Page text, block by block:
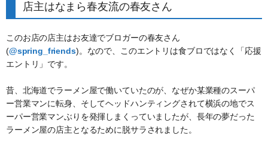
店主はなまら春友流の春友さん
このお店の店主はお友達でブロガーの春友さん
(@spring_friends)。なので、このエントリは食ブロではなく「応援
エントリ」です。
昔、北海道でラーメン屋で働いていたのが、なぜか某業種のスーパ
ー営業マンに転身、そしてヘッドハンティングされて横浜の地でス
ーパー営業マンぶりを発揮しまくっていましたが、長年の夢だった
ラーメン屋の店主となるために脱サラされました。